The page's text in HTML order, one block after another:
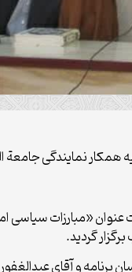
نمایندگی جامعة
«مبارزات سیاسی
گردید.